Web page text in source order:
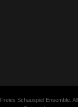
Freies Schauspiel Ensemble .